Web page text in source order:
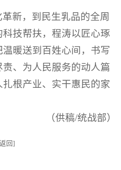
新，到民生乳品的全周
技帮扶，程涛以匠心琢
暖送到百姓心间，书写
、为人民服务的动人篇
根产业、实干惠民的家
（供稿/统战部）
回]